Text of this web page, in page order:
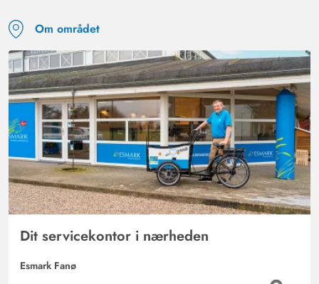
Om området
Dit servicekontor i nærheden
Esmark Fanø